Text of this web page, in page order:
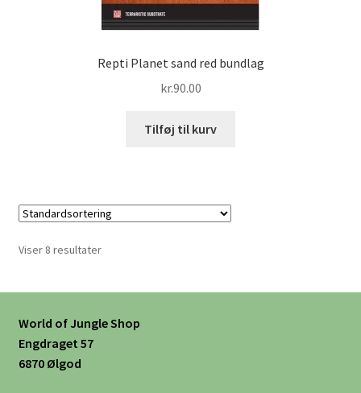
Repti Planet sand red bundlag
kr.90.00
Tilføj til kurv
Viser 8 resultater
World of Jungle Shop
Engdraget 57
6870 Ølgod